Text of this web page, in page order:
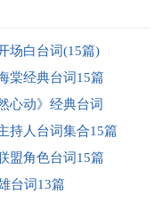
场白台词(15篇)
棠经典台词15篇
心动》经典台词
持人台词集合15篇
盟角色台词15篇
台词13篇